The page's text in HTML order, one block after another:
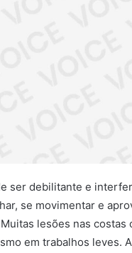
ser debilitante e
se movimentar e
lesões nas costas
em trabalhos leves.